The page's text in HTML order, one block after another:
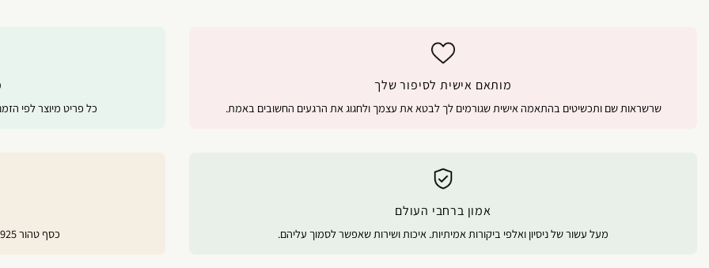
מותאם אישית לסיפור שלך
שרשראות שם ותכשיטים בהתאמה אישית שגורמים לך לבטא את עצמך ולחגוג את הרגעים החשובים באמת. כל פריט מיוצר לפי
אמון ברחבי העולם
מעל עשור של ניסיון ואלפי ביקורות אמיתיות. איכות ושירות שאפשר לסמוך עליהם. כסף טהור 925, ציפוי זהב 24 קראט ורוז גולד לשמירה על ברק לאורך זמן.